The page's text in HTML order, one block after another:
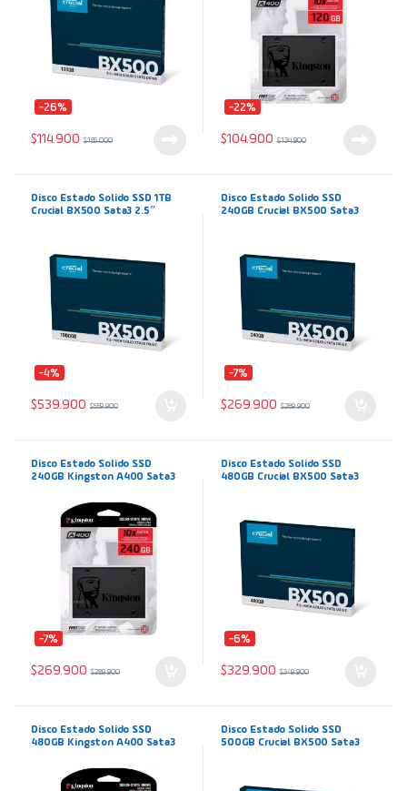
-26%
$114.900 $155.000
-22%
$104.900 $134.900
Disco Estado Solido SSD 1TB
Crucial BX500 Sata3 2.5″
-4%
$539.900 $559.900
Disco Estado Solido SSD
240GB Crucial BX500 Sata3
-7%
$269.900 $289.900
Disco Estado Solido SSD
240GB Kingston A400 Sata3
-7%
$269.900 $289.900
Disco Estado Solido SSD
480GB Crucial BX500 Sata3
-6%
$329.900 $349.900
Disco Estado Solido SSD
480GB Kingston A400 Sata3
Disco Estado Solido SSD
500GB Crucial BX500 Sata3